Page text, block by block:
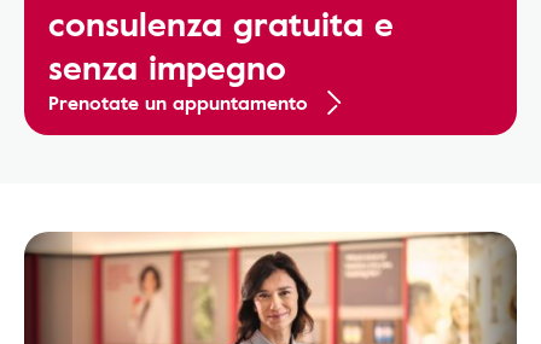
consulenza gratuita e
senza impegno
Prenotate un appuntamento